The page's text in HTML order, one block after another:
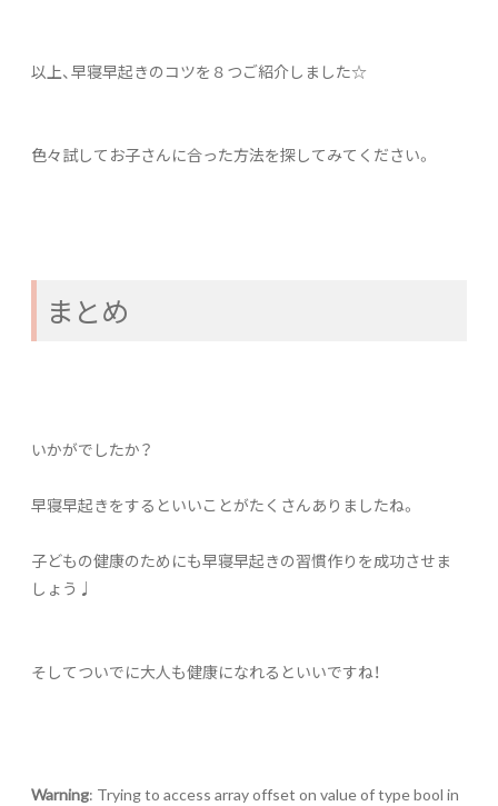
以上、早寝早起きのコツを８つご紹介しました☆
色々試してお子さんに合った方法を探してみてください。
まとめ
いかがでしたか？
早寝早起きをするといいことがたくさんありましたね。
子どもの健康のためにも早寝早起きの習慣作りを成功させま
しょう♩
そしてついでに大人も健康になれるといいですね！
Warning: Trying to access array offset on value of type bool in